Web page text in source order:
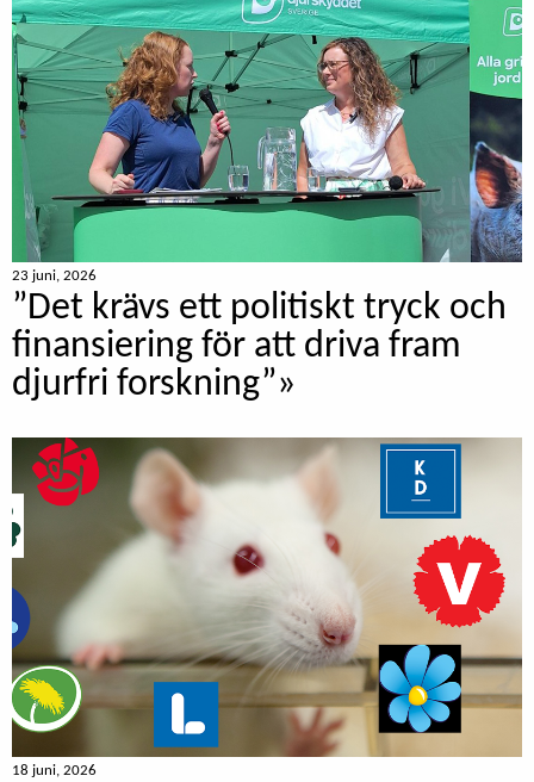
23 juni, 2026
”Det krävs ett politiskt tryck och
finansiering för att driva fram
djurfri forskning”»
18 juni, 2026